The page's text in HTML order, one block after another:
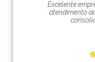
Excelente
atendimento